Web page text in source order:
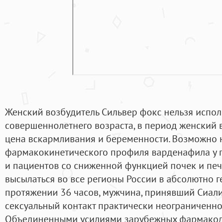
Женский возбудитель Сильвер фокс нельзя
совершеннолетнего возраста, в период женский
цена вскармливания и беременности. Возможно
фармакокинетического профиля варденафила у
и пациентов со сниженной функцией почек и
высылаться во все регионы России в абсолютно
протяжении 36 часов, мужчина, принявший
сексуальный контакт практически
Объединенными усилиями зарубежных